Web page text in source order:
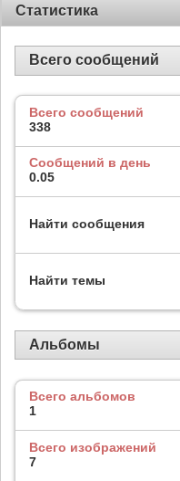
Статистика
Всего сообщений
Всего сообщений
338
Сообщений в день
0.05
Найти сообщения
Найти темы
Альбомы
Всего альбомов
1
Всего изображений
7